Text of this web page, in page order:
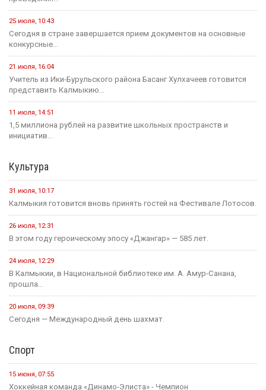
25 июля, 10:43
Сегодня в стране завершается прием документов на основные
конкурсные...
21 июля, 16:04
Учитель из Ики-Бурульского района Басанг Хулхачеев готовится
представить Калмыкию...
11 июля, 14:51
1,5 миллиона рублей на развитие школьных пространств и
инициатив...
Культура
31 июля, 10:17
Калмыкия готовится вновь принять гостей на Фестивале Лотосов.
26 июля, 12:31
В этом году героическому эпосу «Джангар» — 585 лет.
24 июля, 12:29
В Калмыкии, в Национальной библиотеке им. А. Амур-Санана,
прошла...
20 июля, 09:39
Сегодня — Международный день шахмат.
Спорт
15 июня, 07:55
Хоккейная команда «Динамо-Элиста» - Чемпион